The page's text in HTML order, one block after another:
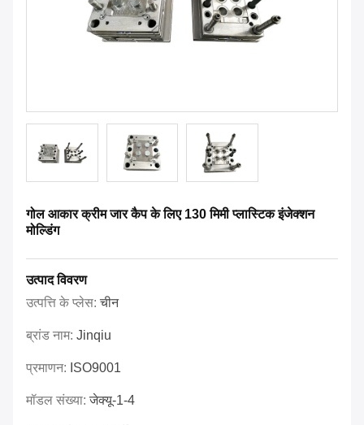
गोल आकार क्रीम जार कैप के लिए 130 मिमी प्लास्टिक इंजेक्शन
मोल्डिंग
उत्पाद विवरण
उत्पत्ति के प्लेस:चीन
ब्रांड नाम: Jinqiu
प्रमाणन: ISO9001
मॉडल संख्या:जेक्यू-1-4